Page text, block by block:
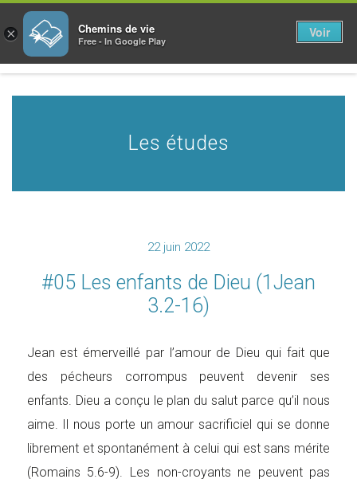
Les études
22 juin 2022
#05 Les enfants de Dieu (1Jean
3.2-16)
Jean est émerveillé par l’amour de Dieu qui fait que
des pécheurs corrompus peuvent devenir ses
enfants. Dieu a conçu le plan du salut parce qu’il nous
aime. Il nous porte un amour sacrificiel qui se donne
librement et spontanément à celui qui est sans mérite
(Romains 5.6-9). Les non-croyants ne peuvent pas
× Chemins de vie
Free - In Google Play
Voir